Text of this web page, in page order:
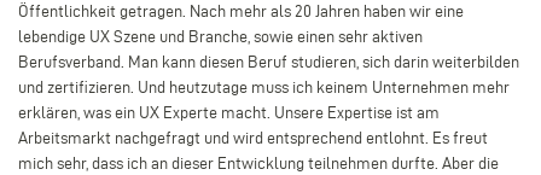
Öffentlichkeit getragen. Nach mehr als 20 Jahren haben wir eine
lebendige UX Szene und Branche, sowie einen sehr aktiven
Berufsverband. Man kann diesen Beruf studieren, sich darin weiterbilden
und zertifizieren. Und heutzutage muss ich keinem Unternehmen mehr
erklären, was ein UX Experte macht. Unsere Expertise ist am
Arbeitsmarkt nachgefragt und wird entsprechend entlohnt. Es freut
mich sehr, dass ich an dieser Entwicklung teilnehmen durfte. Aber die